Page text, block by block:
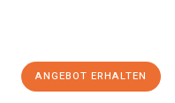
ANGEBOT ERHALTEN